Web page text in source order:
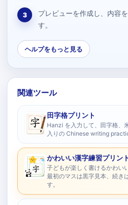
3
プレビューを作成し、内容
す。
ヘルプをもっと見る
関連ツール
田字格プリント
Hanzi を入力して、田字格、
入りの Chinese writing
かわいい漢字練習プリン
子どもが楽しく書けるかわい
最初のマスは黒字見本、続き
す。